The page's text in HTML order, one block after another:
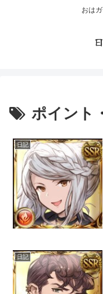
おは
ポイント
日記
日記